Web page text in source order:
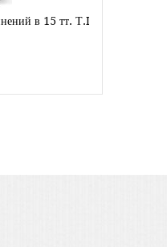
в 15 тт. Т.I. Миротворцы